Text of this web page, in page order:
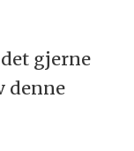
gjerne
denne